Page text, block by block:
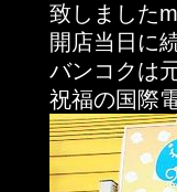
致しました
開店当日に
バンコクは
祝福の国際